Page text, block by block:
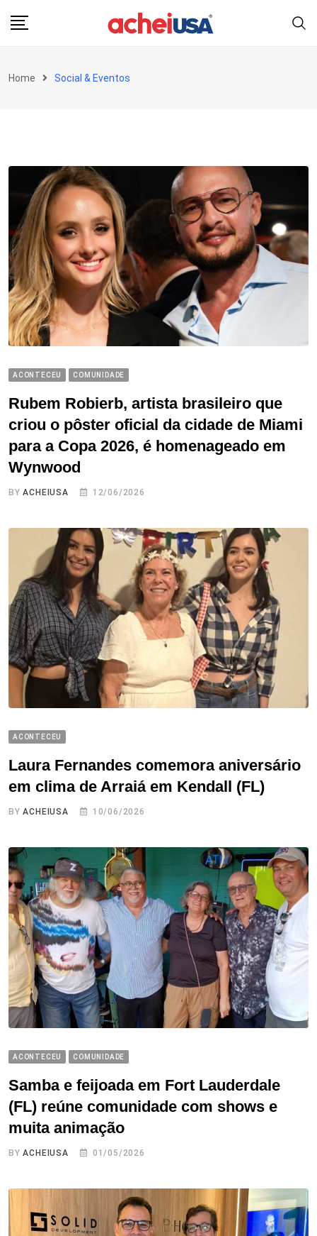
Home Social & Eventos
ACONTECEU COMUNIDADE
Rubem Robierb, artista brasileiro que
criou o pôster oficial da cidade de Miami
para a Copa 2026, é homenageado em
Wynwood
BYACHEIUSA 12/06/2026
ACONTECEU
Laura Fernandes comemora aniversário
em clima de Arraiá em Kendall (FL)
BYACHEIUSA 10/06/2026
ACONTECEU COMUNIDADE
Samba e feijoada em Fort Lauderdale
(FL) reúne comunidade com shows e
muita animação
BYACHEIUSA 01/05/2026